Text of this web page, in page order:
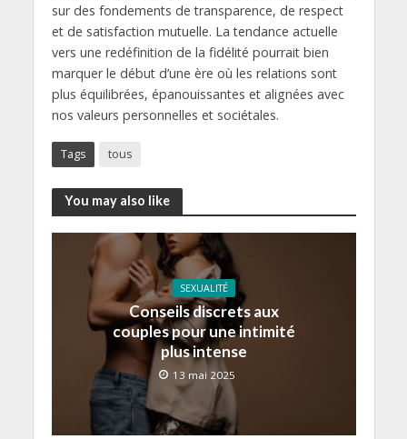
sur des fondements de transparence, de respect
et de satisfaction mutuelle. La tendance actuelle
vers une redéfinition de la fidélité pourrait bien
marquer le début d’une ère où les relations sont
plus équilibrées, épanouissantes et alignées avec
nos valeurs personnelles et sociétales.
Tags tous
You may also like
SEXUALITÉ
Conseils discrets aux
couples pour une intimité
plus intense
13 mai 2025